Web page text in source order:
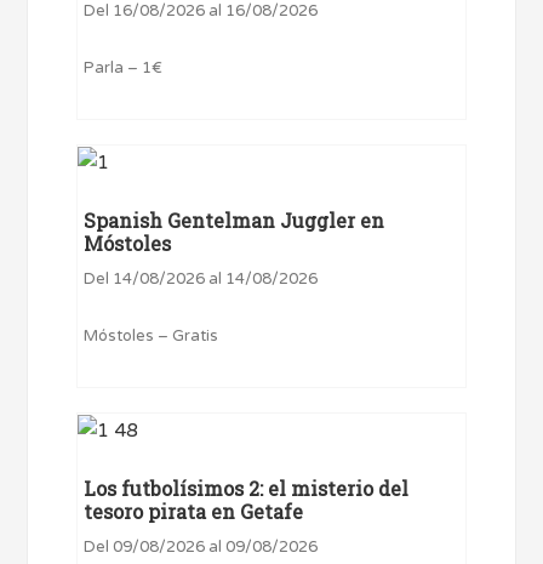
Del 16/08/2026 al 16/08/2026
Parla – 1€
Spanish Gentelman Juggler en
Móstoles
Del 14/08/2026 al 14/08/2026
Móstoles – Gratis
Los futbolísimos 2: el misterio del
tesoro pirata en Getafe
Del 09/08/2026 al 09/08/2026